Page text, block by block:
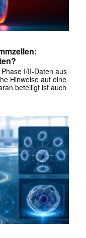
✕
I/II-Daten aus
Hinweise auf eine
beteiligt ist auch